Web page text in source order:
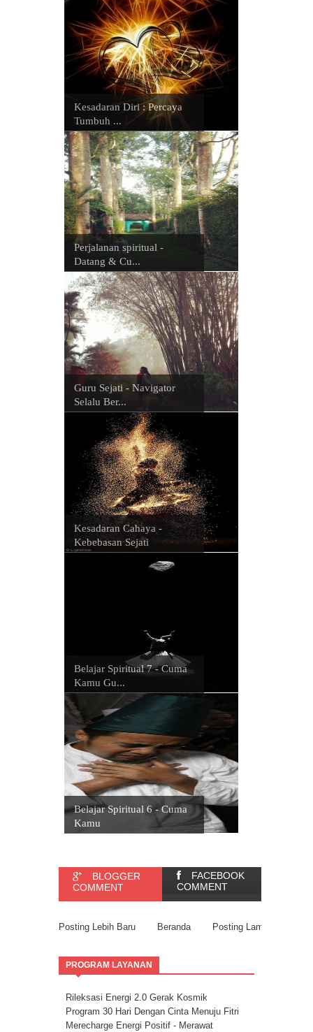
Kesadaran Diri : Percaya
Tumbuh ...
Perjalanan spiritual -
Datang & Cu...
Guru Sejati - Navigator
Selalu Ber...
Kesadaran Cahaya -
Kebebasan Sejati
Belajar Spiritual 7 - Cuma
Kamu Gu...
Belajar Spiritual 6 - Cuma
Kamu
BLOGGER
COMMENT
FACEBOOK
COMMENT
Posting Lebih Baru Posting Lama
Beranda
PROGRAM LAYANAN
Rileksasi Energi 2.0 Gerak Kosmik
Program 30 Hari Dengan Cinta Menuju Fitri
Merecharge Energi Positif - Merawat